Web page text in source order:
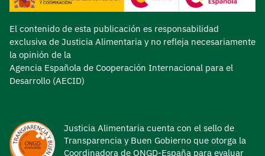
El contenido de esta publicación es responsabilidad
exclusiva de Justicia Alimentaria y no refleja necesariamente
la opinión de la
Agencia Española de Cooperación Internacional para el
Desarrollo (AECID)
Justicia Alimentaria cuenta con el sello de
Transparencia y Buen Gobierno que otorga la
Coordinadora de ONGD-España para evaluar